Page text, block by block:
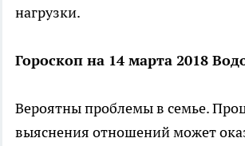
нагрузки.
Гороскоп на 14 марта 2018
Вероятны проблемы в семье.
выяснения отношений может